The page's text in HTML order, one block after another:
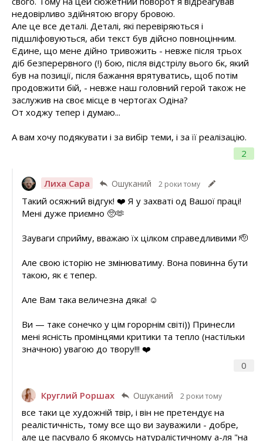
2
недовірливо здійнятою вгору бровою.
Але це все деталі. Деталі, які перевіряються і
підшліфовуються, аби текст був дійсно повноцінним.
Єдине, що мене дійно тривожить - невже після трьох
діб безперервного (!) бою, після відстрілу вього бк, який
був на позиції, після бажання врятуватись, щоб потім
продовжити бій, - невже наш головний герой також не
заслужив на своє місце в чертогах Одіна?
От ходжу тепер і думаю...
А вам хочу подякувати і за вибір теми, і за її реалізацію.
Лиха Сара Ошуканий 2 роки тому
0
Такий осяжний відгук! ❤️ Я у захваті од Вашої праці!
Мені дуже приємно 🥺🫶
Зауваги сприйму, вважаю їх цілком справедливими 🫡
Але свою історію не змінюватиму. Вона повинна бути
такою, як є тепер.
Але Вам така величезна дяка! ☺️
Ви — таке сонечко у цім горорнім світі)) Принесли
мені ясність промінцями критики та тепло (настільки
значною) увагою до твору!!! ❤️
Круглий Роршах Ошуканий 2 роки тому
все таки це художній твір, і він не претендує на
реалістичність, тому все що ви зауважили - добре,
але це пасувало б якомусь натуралістичному а-ля "на